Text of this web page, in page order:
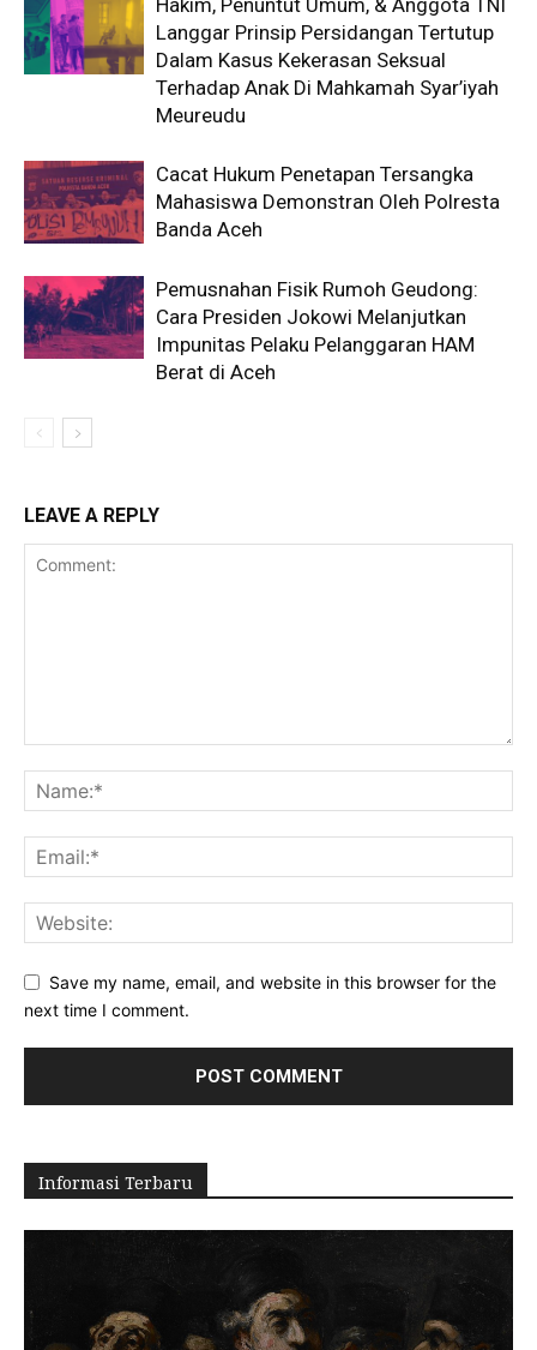
Langgar Prinsip Persidangan Tertutup
Dalam Kasus Kekerasan Seksual
Terhadap Anak Di Mahkamah Syar’iyah
Meureudu
Cacat Hukum Penetapan Tersangka
Mahasiswa Demonstran Oleh Polresta
Banda Aceh
Pemusnahan Fisik Rumoh Geudong:
Cara Presiden Jokowi Melanjutkan
Impunitas Pelaku Pelanggaran HAM
Berat di Aceh
LEAVE A REPLY
Save my name, email, and website in this browser for the
next time I comment.
Informasi Terbaru